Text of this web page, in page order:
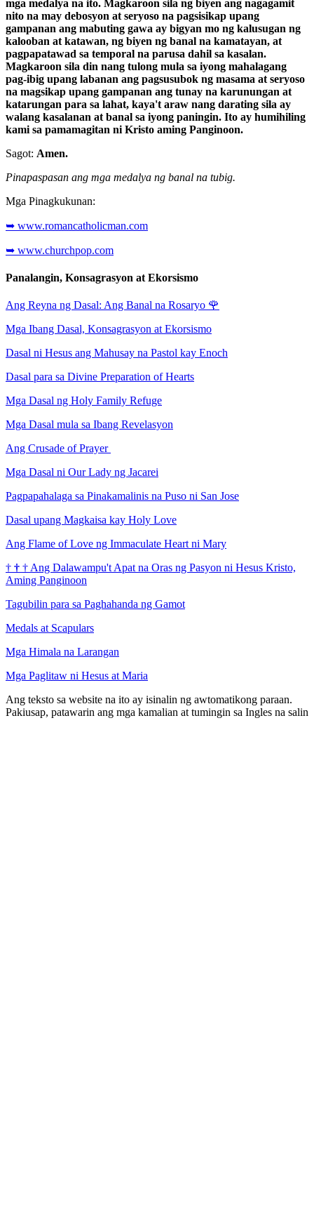
mga medalya na ito. Magkaroon sila ng biyen ang nagagamit
nito na may debosyon at seryoso na pagsisikap upang
gampanan ang mabuting gawa ay bigyan mo ng kalusugan ng
kalooban at katawan, ng biyen ng banal na kamatayan, at
pagpapatawad sa temporal na parusa dahil sa kasalan.
Magkaroon sila din nang tulong mula sa iyong mahalagang
pag-ibig upang labanan ang pagsusubok ng masama at seryoso
na magsikap upang gampanan ang tunay na karunungan at
katarungan para sa lahat, kaya't araw nang darating sila ay
walang kasalanan at banal sa iyong paningin. Ito ay humihiling
kami sa pamamagitan ni Kristo aming Panginoon.
Sagot: Amen.
Pinapaspasan ang mga medalya ng banal na tubig.
Mga Pinagkukunan:
➥ www.romancatholicman.com
➥ www.churchpop.com
Panalangin, Konsagrasyon at Ekorsismo
Ang Reyna ng Dasal: Ang Banal na Rosaryo 🌹
Mga Ibang Dasal, Konsagrasyon at Ekorsismo
Dasal ni Hesus ang Mahusay na Pastol kay Enoch
Dasal para sa Divine Preparation of Hearts
Mga Dasal ng Holy Family Refuge
Mga Dasal mula sa Ibang Revelasyon
Ang Crusade of Prayer
Mga Dasal ni Our Lady ng Jacarei
Pagpapahalaga sa Pinakamalinis na Puso ni San Jose
Dasal upang Magkaisa kay Holy Love
Ang Flame of Love ng Immaculate Heart ni Mary
† † † Ang Dalawampu't Apat na Oras ng Pasyon ni Hesus Kristo,
Aming Panginoon
Tagubilin para sa Paghahanda ng Gamot
Medals at Scapulars
Mga Himala na Larangan
Mga Paglitaw ni Hesus at Maria
Ang teksto sa website na ito ay isinalin ng awtomatikong paraan.
Pakiusap, patawarin ang mga kamalian at tumingin sa Ingles na salin